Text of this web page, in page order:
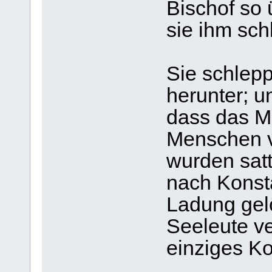
Bischof so
sie ihm
Sie
herunter;
dass das
Menschen
wurden
nach
Ladung
Seeleute
einziges